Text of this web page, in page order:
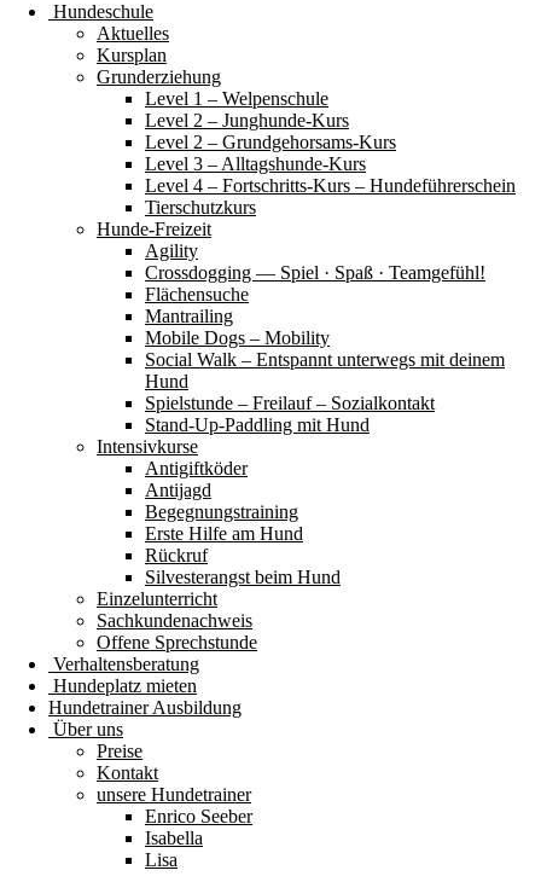
Hundeschule
Aktuelles
Kursplan
Grunderziehung
Level 1 – Welpenschule
Level 2 – Junghunde-Kurs
Level 2 – Grundgehorsams-Kurs
Level 3 – Alltagshunde-Kurs
Level 4 – Fortschritts-Kurs – Hundeführerschein
Tierschutzkurs
Hunde-Freizeit
Agility
Crossdogging — Spiel · Spaß · Teamgefühl!
Flächensuche
Mantrailing
Mobile Dogs – Mobility
Social Walk – Entspannt unterwegs mit deinem
Hund
Spielstunde – Freilauf – Sozialkontakt
Stand-Up-Paddling mit Hund
Intensivkurse
Antigiftköder
Antijagd
Begegnungstraining
Erste Hilfe am Hund
Rückruf
Silvesterangst beim Hund
Einzelunterricht
Sachkundenachweis
Offene Sprechstunde
Verhaltensberatung
Hundeplatz mieten
Hundetrainer Ausbildung
Über uns
Preise
Kontakt
unsere Hundetrainer
Enrico Seeber
Isabella
Lisa